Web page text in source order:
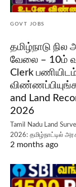
GOVT JOBS
தமிழ்நாடு
வேலை – 10ம்
Clerk
and Land
2026
Tamil Nadu Land
2026: தமிழ்நாட்டில்
2 months ago